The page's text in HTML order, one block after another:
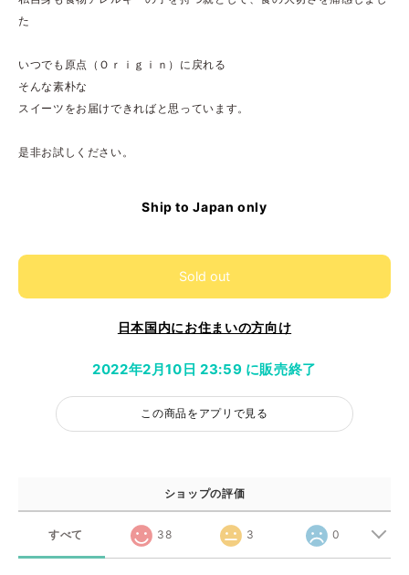
た
いつでも原点（Ｏｒｉｇｉｎ）に戻れる
そんな素朴な
スイーツをお届けできればと思っています。
是非お試しください。
Ship to Japan only
Sold out
日本国内にお住まいの方向け
2022年2月10日 23:59 に販売終了
この商品をアプリで見る
ショップの評価
すべて 38 3 0